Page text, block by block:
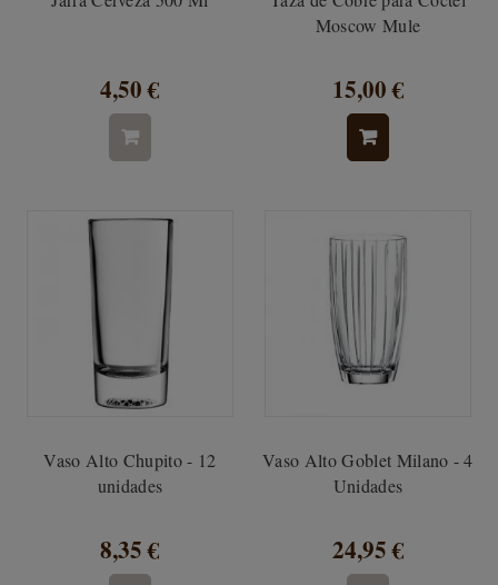
4,50 €
Moscow Mule
15,00 €
Vaso Alto Chupito - 12
unidades
8,35 €
Vaso Alto Goblet Milano - 4
Unidades
24,95 €